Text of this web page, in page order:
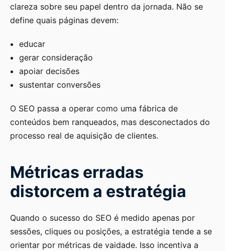
clareza sobre seu papel dentro da jornada. Não se
define quais páginas devem:
educar
gerar consideração
apoiar decisões
sustentar conversões
O SEO passa a operar como uma fábrica de
conteúdos bem ranqueados, mas desconectados do
processo real de aquisição de clientes.
Métricas erradas
distorcem a estratégia
Quando o sucesso do SEO é medido apenas por
sessões, cliques ou posições, a estratégia tende a se
orientar por métricas de vaidade. Isso incentiva a